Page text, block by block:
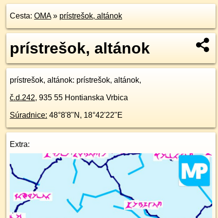
Cesta: OMA» prístrešok, altánok
prístrešok, altánok
prístrešok, altánok: prístrešok, altánok,
č.d.242, 935 55 Hontianska Vrbica
Súradnice: 48°8'8"N , 18°42'22"E
Extra: